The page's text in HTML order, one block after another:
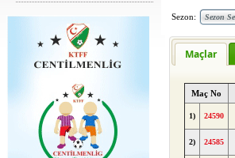
Sezon:
Maçlar
Maç No
1) 24590
2) 24585